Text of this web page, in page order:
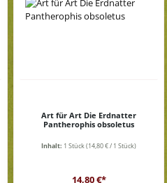
Art für Art Die Erdnatter
Pantherophis obsoletus
Inhalt: 1 Stück(14,80 € / 1 Stück)
Regulärer Preis:
14,80 €*